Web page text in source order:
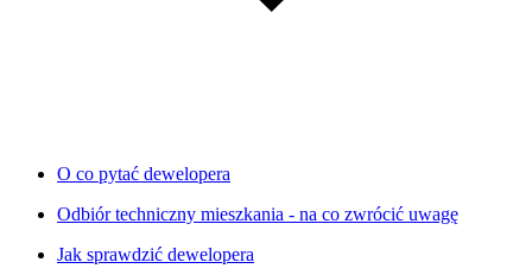
O co pytać dewelopera
Odbiór techniczny mieszkania - na co zwrócić uwagę
Jak sprawdzić dewelopera